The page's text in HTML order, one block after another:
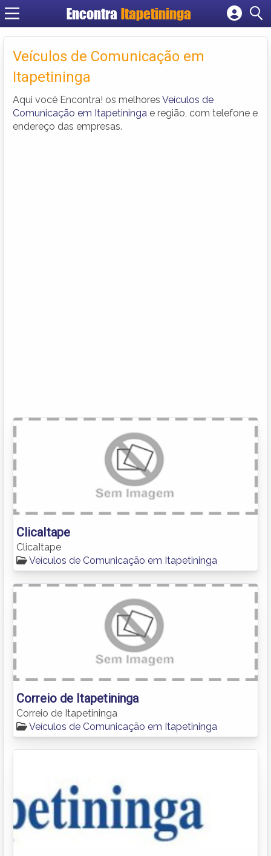
Encontra Itapetininga
Cadastrar empresa
Fazer login
Criar conta
Veículos de Comunicação em
Itapetininga
Aqui você Encontra! os melhores Veículos de
Comunicação em Itapetininga e região, com telefone e
endereço das empresas.
ClicaItape
ClicaItape
Veículos de Comunicação em Itapetininga
Correio de Itapetininga
Correio de Itapetininga
Veículos de Comunicação em Itapetininga